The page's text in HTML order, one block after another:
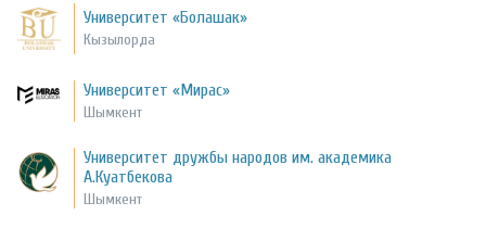
Университет «Болашак»
Кызылорда
Университет «Мирас»
Шымкент
Университет дружбы народов им. академика
А.Куатбекова
Шымкент